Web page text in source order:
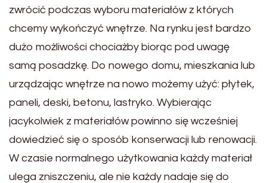
zwrócić podczas wyboru materiałów z których
chcemy wykończyć wnętrze. Na rynku jest bardzo
dużo możliwości chociażby biorąc pod uwagę
samą posadzkę. Do nowego domu, mieszkania lub
urządzając wnętrze na nowo możemy użyć: płytek,
paneli, deski, betonu, lastryko. Wybierając
jacykolwiek z materiałów powinno się wcześniej
dowiedzieć się o sposób konserwacji lub renowacji.
W czasie normalnego użytkowania każdy materiał
ulega zniszczeniu, ale nie każdy nadaje się do